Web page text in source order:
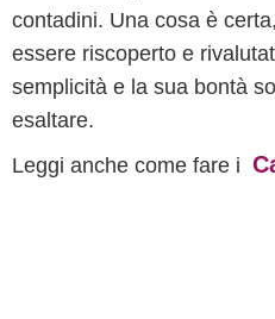
contadini. Una cosa è
essere riscoperto e
semplicità e la sua bontà
esaltare.
Leggi anche come fare i